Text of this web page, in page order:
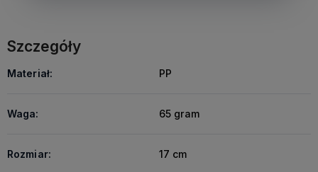
Szczegóły
Materiał: PP
Waga: 65 gram
Rozmiar: 17 cm